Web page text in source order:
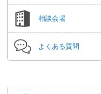
相談会場
よくある質問